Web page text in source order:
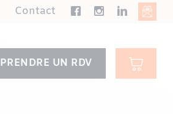
Contact
PRENDRE UN RDV